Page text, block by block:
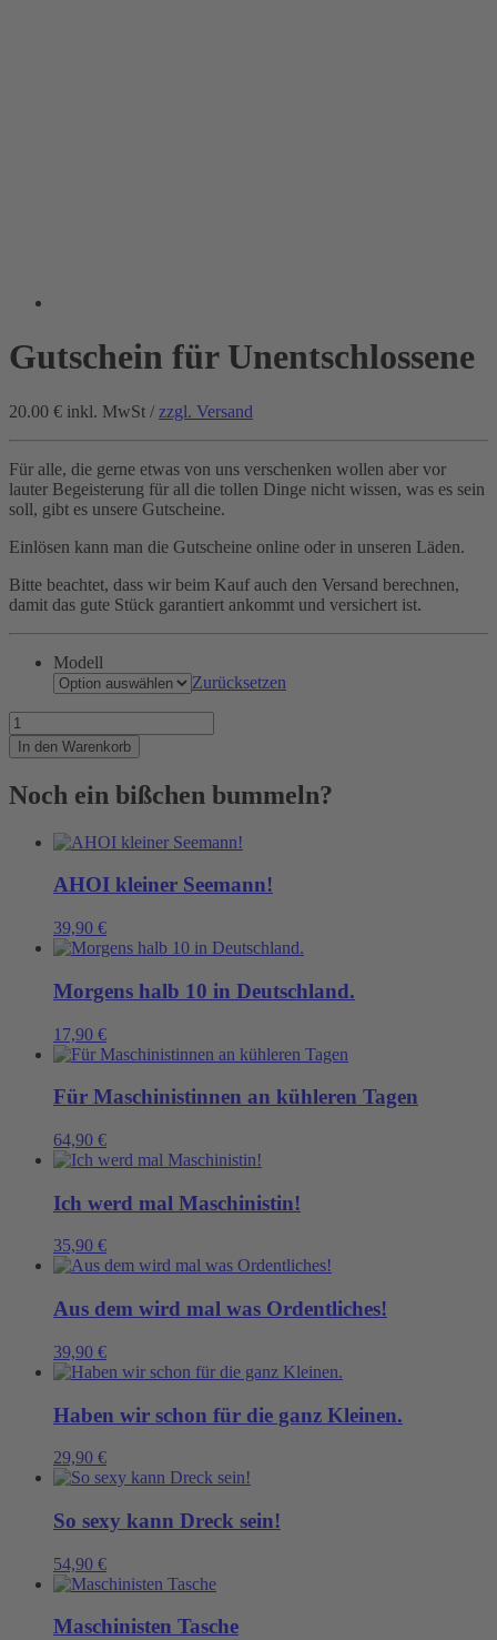
Gutschein für Unentschlossene
20.00 € inkl. MwSt / zzgl. Versand
Für alle, die gerne etwas von uns verschenken wollen aber vor
lauter Begeisterung für all die tollen Dinge nicht wissen, was es sein
soll, gibt es unsere Gutscheine.
Einlösen kann man die Gutscheine online oder in unseren Läden.
Bitte beachtet, dass wir beim Kauf auch den Versand berechnen,
damit das gute Stück garantiert ankommt und versichert ist.
Modell
Zurücksetzen
Gutschein
für
Unentschlossene
In den Warenkorb
Noch ein bißchen bummeln?
AHOI kleiner Seemann!
39,90 €
Morgens halb 10 in Deutschland.
17,90 €
Für Maschinistinnen an kühleren Tagen
64,90 €
Ich werd mal Maschinistin!
35,90 €
Aus dem wird mal was Ordentliches!
39,90 €
Haben wir schon für die ganz Kleinen.
29,90 €
So sexy kann Dreck sein!
54,90 €
Maschinisten Tasche